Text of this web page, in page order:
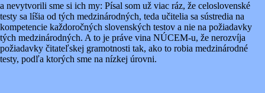
a nevytvorili sme si ich my: Písal som už viac ráz, že celoslovenské
testy sa líšia od tých medzinárodných, teda učitelia sa sústredia na
kompetencie každoročných slovenských testov a nie na požiadavky
tých medzinárodných. A to je práve vina NÚCEM-u, že nerozvíja
požiadavky čitateľskej gramotnosti tak, ako to robia medzinárodné
testy, podľa ktorých sme na nízkej úrovni.